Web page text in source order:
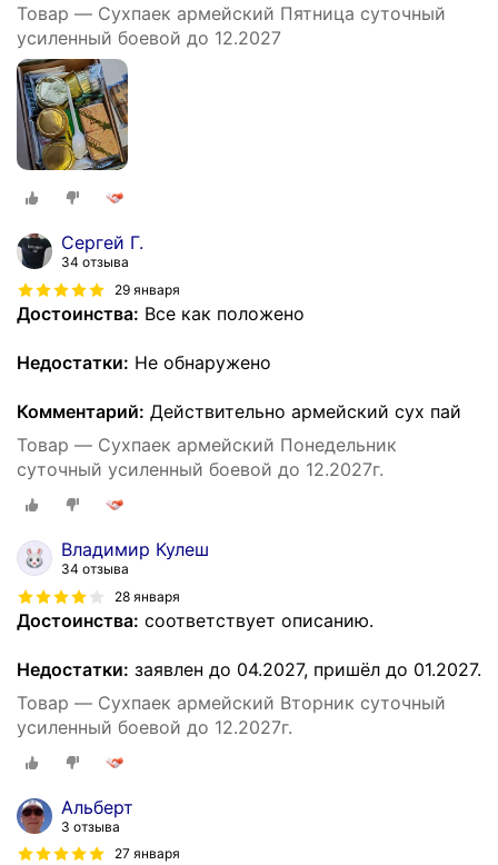
Товар — Сухпаек армейский Пятница суточный
усиленный боевой до 12.2027
Сергей Г.
34 отзыва
29 января
Достоинства: Все как положено
Недостатки: Не обнаружено
Комментарий: Действительно армейский сух пай
Товар — Сухпаек армейский Понедельник
суточный усиленный боевой до 12.2027г.
Владимир Кулеш
34 отзыва
28 января
Достоинства: соответствует описанию.
Недостатки: заявлен до 04.2027, пришёл до 01.2027.
Товар — Сухпаек армейский Вторник суточный
усиленный боевой до 12.2027г.
Альберт
3 отзыва
27 января